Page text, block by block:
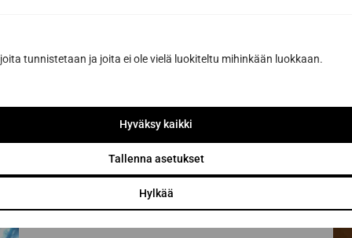
tunnistetaan ja joita ei ole vielä luokiteltu mihinkään luokkaan.
Hylkää
Tallenna asetukset
Hyväksy kaikki
Pyydä tarjous